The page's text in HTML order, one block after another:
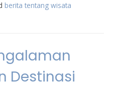
berita tentang wisata
Destinasi